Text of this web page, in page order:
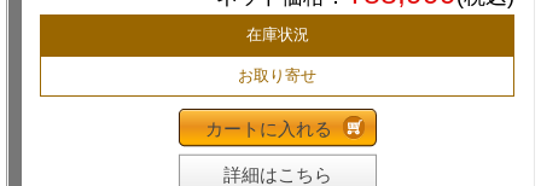
在庫状況
お取り寄せ
カートに入れる
詳細はこちら